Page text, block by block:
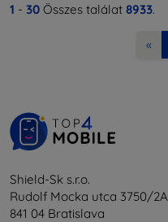
1 - 30 Összes találat 8933.
«
Shield-Sk s.r.o.
Rudolf Mocka utca 3750/2A
841 04 Bratislava